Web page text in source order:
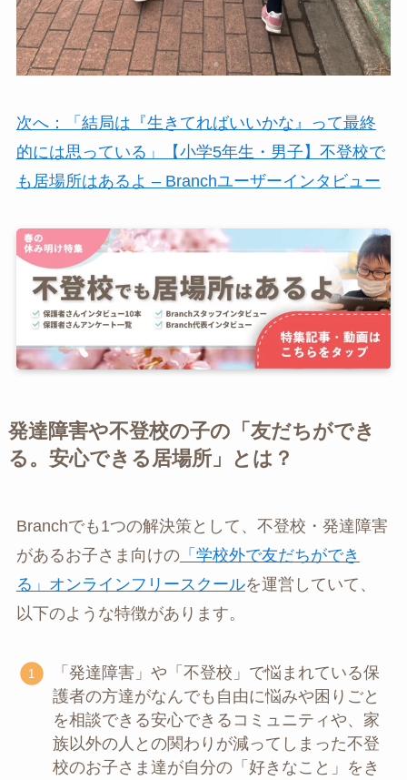
次へ：「結局は『生きてればいいかな』って最終
的には思っている」【小学5年生・男子】不登校で
も居場所はあるよ – Branchユーザーインタビュー
発達障害や不登校の子の「友だちができ
る。安心できる居場所」とは？
Branchでも1つの解決策として、不登校・発達障害
があるお子さま向けの「学校外で友だちができ
る」オンラインフリースクールを運営していて、
以下のような特徴があります。
「発達障害」や「不登校」で悩まれている保
護者の方達がなんでも自由に悩みや困りごと
を相談できる安心できるコミュニティや、家
族以外の人との関わりが減ってしまった不登
校のお子さま達が自分の「好きなこと」をき